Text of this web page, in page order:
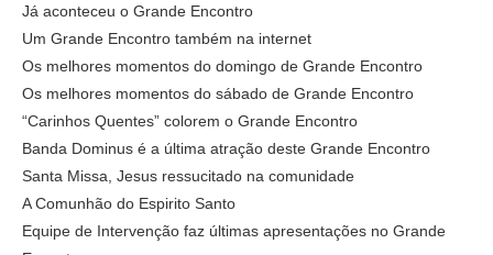
Já aconteceu o Grande Encontro
Um Grande Encontro também na internet
Os melhores momentos do domingo de Grande Encontro
Os melhores momentos do sábado de Grande Encontro
“Carinhos Quentes” colorem o Grande Encontro
Banda Dominus é a última atração deste Grande Encontro
Santa Missa, Jesus ressucitado na comunidade
A Comunhão do Espirito Santo
Equipe de Intervenção faz últimas apresentações no Grande